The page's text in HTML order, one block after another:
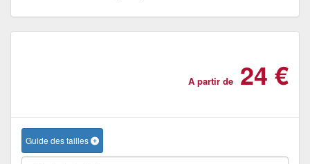
A partir de 24 €
Guide des tailles